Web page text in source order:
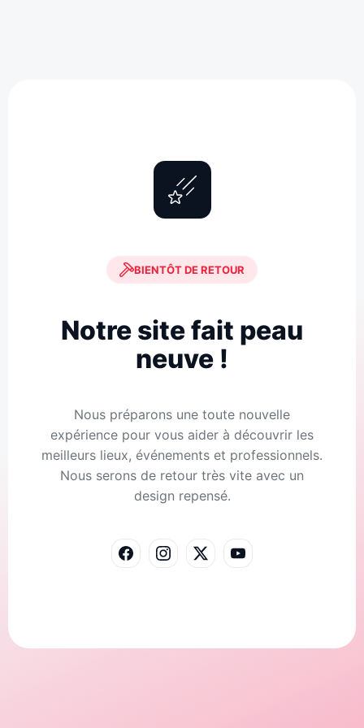
BIENTÔT DE RETOUR
Notre site fait peau
neuve !
Nous préparons une toute nouvelle
expérience pour vous aider à découvrir les
meilleurs lieux, événements et professionnels.
Nous serons de retour très vite avec un
design repensé.